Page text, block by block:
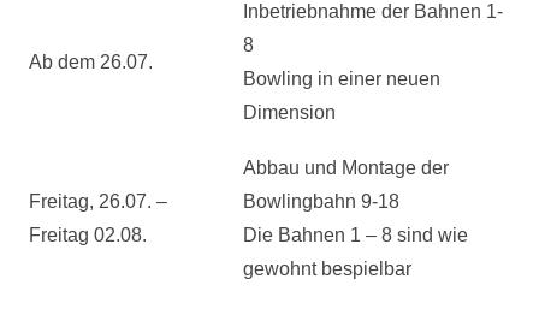
Ab dem 26.07.
Inbetriebnahme der Bahnen 1-
8
Bowling in einer neuen
Dimension
Freitag, 26.07. –
Freitag 02.08.
Abbau und Montage der
Bowlingbahn 9-18
Die Bahnen 1 – 8 sind wie
gewohnt bespielbar